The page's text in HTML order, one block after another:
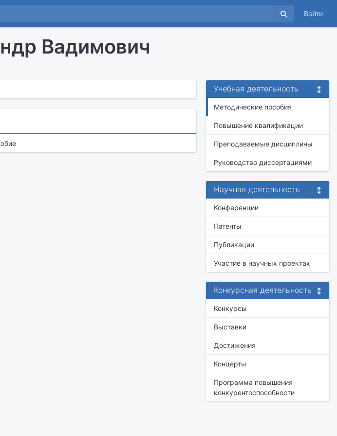
Войти
Вадимович
Учебная деятельность
Методические пособия
Повышение квалификации
Преподаваемые дисциплины
Руководство диссертациями
Научная деятельность
Конференции
Патенты
Публикации
Участие в научных проектах
Конкурсная деятельность
Конкурсы
Выставки
Достижения
Концерты
Программа повышения
конкурентоспособности